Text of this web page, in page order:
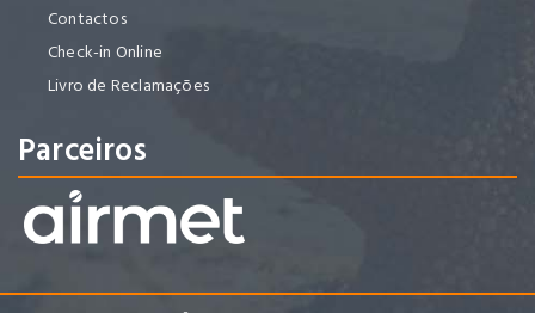
Contactos
Check-in Online
Livro de Reclamações
Parceiros